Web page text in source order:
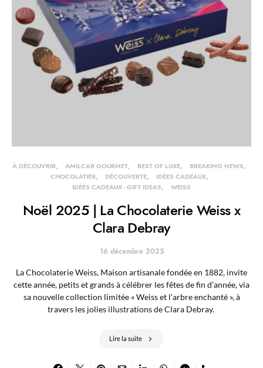
À DÉCOUVRIR AMILCAR GOURMET BEST OF LUXE
BREAKING NEWS
CHOCOLATIER
DÉCOUVERTE
IDÉES CADEAUX
IDÉES CADEAUX - GIFT IDEAS
WEISS
Noël 2025 | La Chocolaterie Weiss x
Clara Debray
16 décembre 2025
La Chocolaterie Weiss, Maison artisanale fondée en 1882, invite
cette année, petits et grands à célébrer les fêtes de fin d’année, via
sa nouvelle collection limitée « Weiss et l’arbre enchanté », à
travers les jolies illustrations de Clara Debray.
Lire la suite